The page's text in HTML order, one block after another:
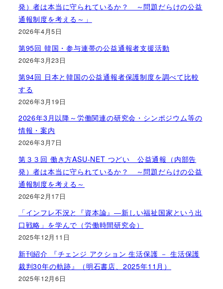
発）者は本当に守られているか？ ～問題だらけの公益
通報制度を考える～」
2026年4月5日
第95回 韓国・参与連帯の公益通報者支援活動
2026年3月23日
第94回 日本と韓国の公益通報者保護制度を調べて比較
する
2026年3月19日
2026年3月以降～労働関連の研究会・シンポジウム等の
情報・案内
2026年3月7日
第３３回 働き方ASU-NET つどい 公益通報（内部告
発）者は本当に守られているか？ ～問題だらけの公益
通報制度を考える～
2026年2月17日
「インフレ不況と『資本論』―新しい福祉国家という出
口戦略」を学んで（労働時間研究会）
2025年12月11日
新刊紹介 『チェンジ アクション 生活保護 － 生活保護
裁判30年の軌跡』（明石書店、2025年11月）
2025年12月6日